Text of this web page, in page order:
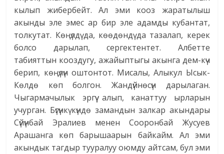
кылып жибербейт. Ал эми кооз жаратылыш
акынды эле эмес ар бир эле адамды кубантат,
толкутат. Көңүлдү да, көөдөндү да тазалап, керек
болсо дарылап, сергектентет. Албетте
табияттын кооздугу, ажайыптыгы акынга дем-күч
берип, көңүлүн оштонтот. Мисалы, Алыкул Ысык-
Көлдө көп болгон. Жандүйнөсүн дарылаган.
Чыгармачылык эргүү алып, канаттуу ырларын
учурган. Бүгүнкү күндө замандын залкар акындары
Сүйүнбай Эралиев менен Сооронбай Жусуев
Арашанга көп барышаарын байкайм. Ал эми
акындык тагдыр тууралуу оюмду айтсам, бул эми